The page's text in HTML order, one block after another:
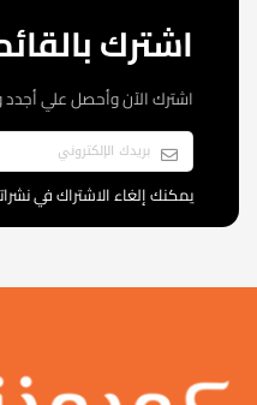
اشترك
اشترك الآن وأحصل علي
يمكنك إلغاء الاشتراك في